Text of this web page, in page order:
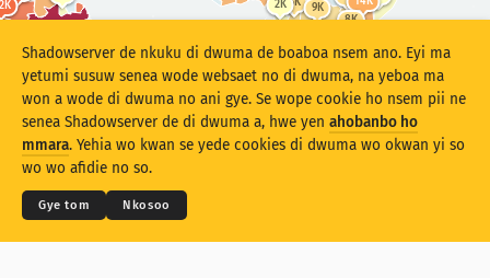
Argentina
South Africa
Brazil
7K
80K
28K
1K
9K
63K
2K
3K
539
11K
8K
57K
3K
3K
Shadowserver de nkuku di dwuma de boaboa nsem ano. Eyi ma
yetumi susuw senea wode websaet no di dwuma, na yeboa ma
won a wode di dwuma no ani gye. Se wope cookie ho nsem pii ne
senea Shadowserver de di dwuma a, hwe yen ahobanbo ho
mmara. Yehia wo kwan se yede cookies di dwuma wo okwan yi so
wo wo afidie no so.
Gye tom Nkosoo